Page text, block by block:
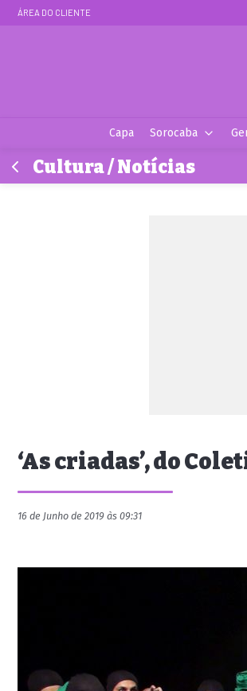
ÁREA DO CLIENTE
Capa Sorocaba
Cultura / Notícias
‘As criadas’, do
16 de Junho de 2019 às 09:31